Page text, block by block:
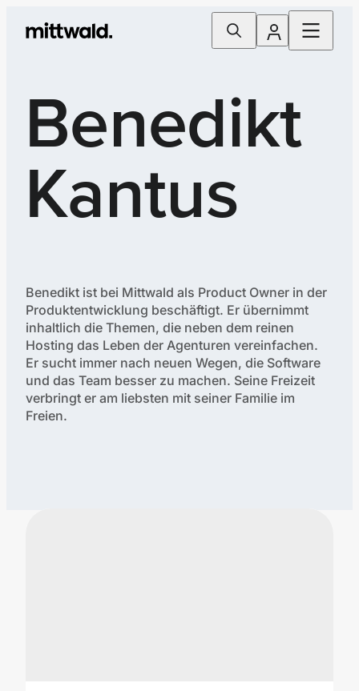
Benedikt
Kantus
Benedikt ist bei Mittwald als Product Owner in der
Produktentwicklung beschäftigt. Er übernimmt
inhaltlich die Themen, die neben dem reinen
Hosting das Leben der Agenturen vereinfachen.
Er sucht immer nach neuen Wegen, die Software
und das Team besser zu machen. Seine Freizeit
verbringt er am liebsten mit seiner Familie im
Freien.